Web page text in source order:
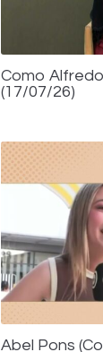
Como
(17/07/26)
Abel Pons